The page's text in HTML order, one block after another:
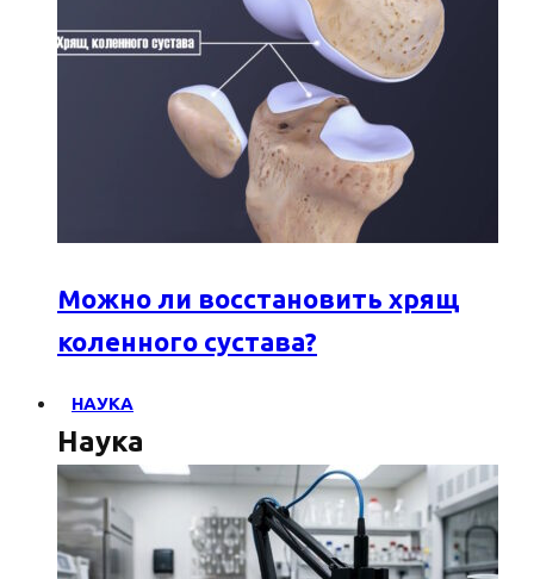
Можно ли восстановить хрящ
коленного сустава?
НАУКА
Наука